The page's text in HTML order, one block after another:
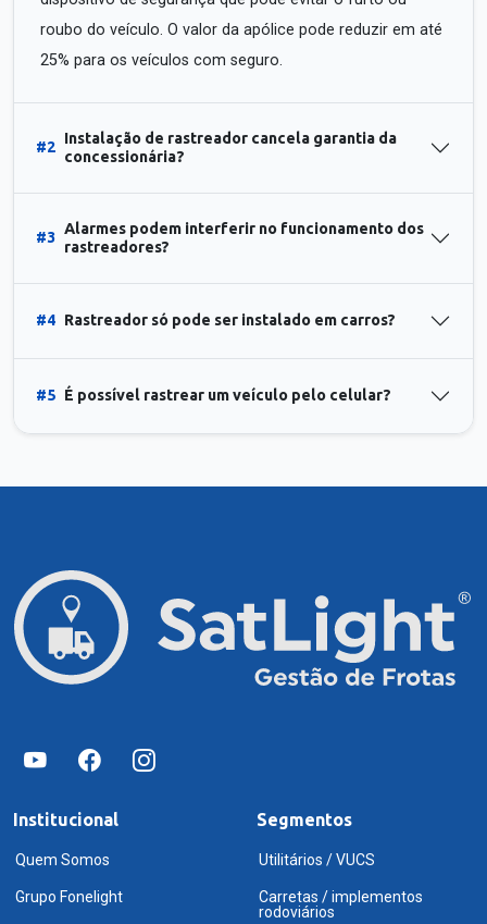
roubo do veículo. O valor da apólice pode reduzir em até
25% para os veículos com seguro.
#2
Instalação de rastreador cancela garantia da
concessionária?
#3
Alarmes podem interferir no funcionamento dos
rastreadores?
#4 Rastreador só pode ser instalado em carros?
#5 É possível rastrear um veículo pelo celular?
Institucional
Quem Somos
Grupo Fonelight
Segmentos
Utilitários / VUCS
Carretas / implementos
rodoviários